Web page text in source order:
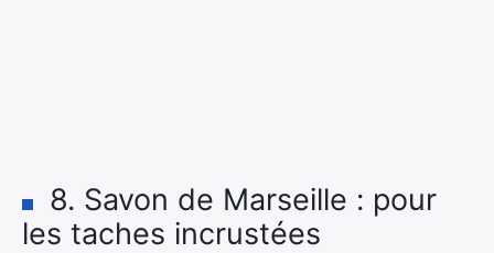
8. Savon de Marseille : pour
les taches incrustées